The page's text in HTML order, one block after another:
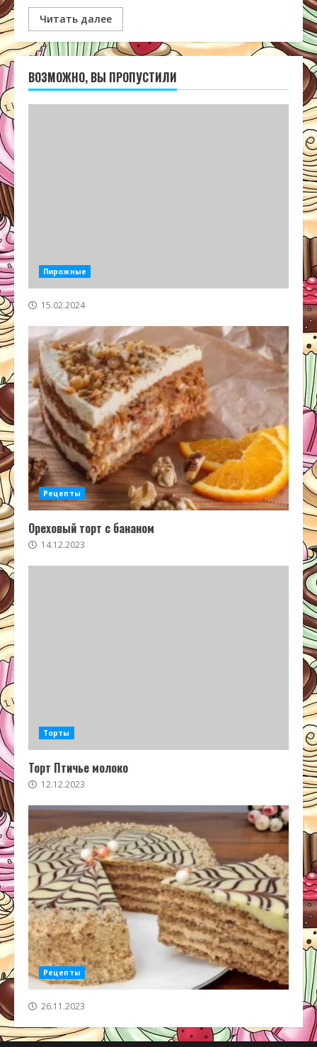
Читать далее
ВОЗМОЖНО, ВЫ ПРОПУСТИЛИ
Пирожные
15.02.2024
Рецепты
Ореховый торт с бананом
14.12.2023
Торты
Торт Птичье молоко
12.12.2023
Рецепты
26.11.2023